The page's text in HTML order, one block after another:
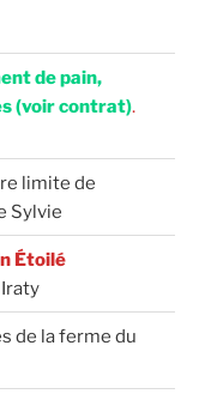
de pain,
(voir contrat).
limite de
Sylvie
Étoilé
de la ferme du